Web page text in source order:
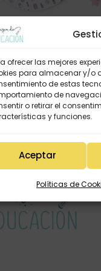
ofrecer las mejores
para almacenar y/o
de estas
de
o retirar el
y funciones.
Aceptar
Políticas de
RATÓN – MAESTRA
€3,95€